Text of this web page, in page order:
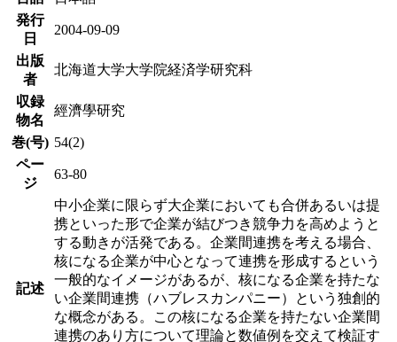
発行
日
2004-09-09
出版
者
北海道大学大学院経済学研究科
収録
物名
經濟學研究
巻(号) 54(2)
ペー
ジ
63-80
記述
中小企業に限らず大企業においても合併あるいは提
携といった形で企業が結びつき競争力を高めようと
する動きが活発である。企業間連携を考える場合、
核になる企業が中心となって連携を形成するという
一般的なイメージがあるが、核になる企業を持たな
い企業間連携（ハブレスカンパニー）という独創的
な概念がある。この核になる企業を持たない企業間
連携のあり方について理論と数値例を交えて検証す